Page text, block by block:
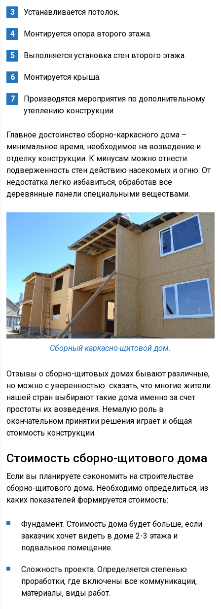
Устанавливается потолок.
Монтируется опора второго этажа.
Выполняется установка стен второго этажа.
Монтируется крыша.
Производятся мероприятия по дополнительному
утеплению конструкции.
Главное достоинство сборно-каркасного дома –
минимальное время, необходимое на возведение и
отделку конструкции. К минусам можно отнести
подверженность стен действию насекомых и огню. От
недостатка легко избавиться, обработав все
деревянные панели специальными веществами.
Сборный каркасно-щитовой дом.
Отзывы о сборно-щитовых домах бывают различные,
но можно с уверенностью сказать, что многие жители
нашей стран выбирают такие дома именно за счет
простоты их возведения. Немалую роль в
окончательном принятии решения играет и общая
стоимость конструкции.
Стоимость сборно-щитового дома
Если вы планируете сэкономить на строительстве
сборно-щитового дома. Необходимо определиться, из
каких показателей формируется стоимость:
Фундамент. Стоимость дома будет больше, если
заказчик хочет видеть в доме 2-3 этажа и
подвальное помещение.
Сложность проекта. Определяется степенью
проработки, где включены все коммуникации,
материалы, виды работ.